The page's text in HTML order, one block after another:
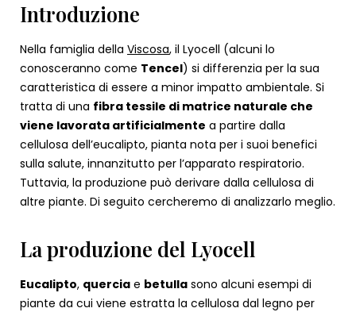
Introduzione
Nella famiglia della Viscosa, il Lyocell (alcuni lo
conosceranno come Tencel) si differenzia per la sua
caratteristica di essere a minor impatto ambientale. Si
tratta di una fibra tessile di matrice naturale che
viene lavorata artificialmente a partire dalla
cellulosa dell’eucalipto, pianta nota per i suoi benefici
sulla salute, innanzitutto per l’apparato respiratorio.
Tuttavia, la produzione può derivare dalla cellulosa di
altre piante. Di seguito cercheremo di analizzarlo meglio.
La produzione del Lyocell
Eucalipto, quercia e betulla sono alcuni esempi di
piante da cui viene estratta la cellulosa dal legno per